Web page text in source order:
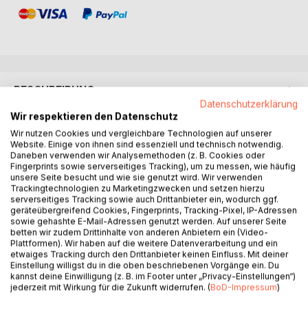
BESCHREIBUNG
'Mindgame - Login in die Schatten' ist der Auftakt der
Reihe Mindgame-Prophet von Corvin Lardow.
Der Roman verbindet Gaming-Kultur, digitale Communities
und dunkle Prophezeiungen zu einem modernen Thriller mit
Mystery-Elementen.
Im Mittelpunkt steht Arne Feuerbach, ein gescheiterter
Gamer, der auf ein geheimnisvolles Darknet-Forum stößt.
Zunächst erscheinen die dortigen Botschaften wie wirre
Spielereien - doch sie beginnen, sich in seiner Realität zu
erfüllen. Schritt für Schritt verwischen die Grenzen
Datenschutzerklärung
Wir respektieren den Datenschutz
Wir nutzen Cookies und vergleichbare Technologien auf unserer
Website. Einige von ihnen sind essenziell und technisch notwendig.
Daneben verwenden wir Analysemethoden (z. B. Cookies oder
Fingerprints sowie serverseitiges Tracking), um zu messen, wie häufig
unsere Seite besucht und wie sie genutzt wird. Wir verwenden
Trackingtechnologien zu Marketingzwecken und setzen hierzu
serverseitiges Tracking sowie auch Drittanbieter ein, wodurch ggf.
geräteübergreifend Cookies, Fingerprints, Tracking-Pixel, IP-Adressen
sowie gehashte E-Mail-Adressen genutzt werden. Auf unserer Seite
betten wir zudem Drittinhalte von anderen Anbietern ein (Video-
Plattformen). Wir haben auf die weitere Datenverarbeitung und ein
etwaiges Tracking durch den Drittanbieter keinen Einfluss. Mit deiner
Einstellung willigst du in die oben beschriebenen Vorgänge ein. Du
kannst deine Einwilligung (z. B. im Footer unter „Privacy-Einstellungen“)
jederzeit mit Wirkung für die Zukunft widerrufen. (BoD-Impressum)